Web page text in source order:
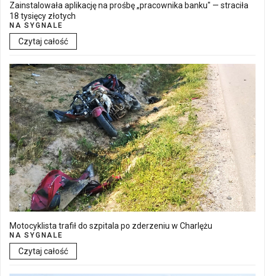
Zainstalowała aplikację na prośbę „pracownika banku" — straciła
18 tysięcy złotych
NA SYGNALE
Czytaj całość
Motocyklista trafił do szpitala po zderzeniu w Charlężu
NA SYGNALE
Czytaj całość